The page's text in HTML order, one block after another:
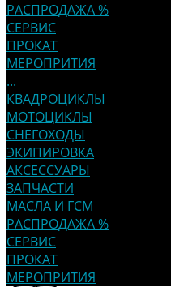
РАСПРОДАЖА %
СЕРВИС
ПРОКАТ
МЕРОПРИТИЯ
...
КВАДРОЦИКЛЫ
МОТОЦИКЛЫ
СНЕГОХОДЫ
ЭКИПИРОВКА
АКСЕССУАРЫ
ЗАПЧАСТИ
МАСЛА И ГСМ
РАСПРОДАЖА %
СЕРВИС
ПРОКАТ
МЕРОПРИТИЯ